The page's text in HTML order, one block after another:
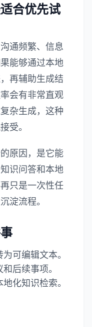
合优先试
通频繁、信息
能够通过本地
再辅助生成结
会有非常直观
杂生成，这种
受。
原因，是它能
识问答和本地
只是一次性任
淀流程。
可编辑文本。
后续事项。
化知识检索。